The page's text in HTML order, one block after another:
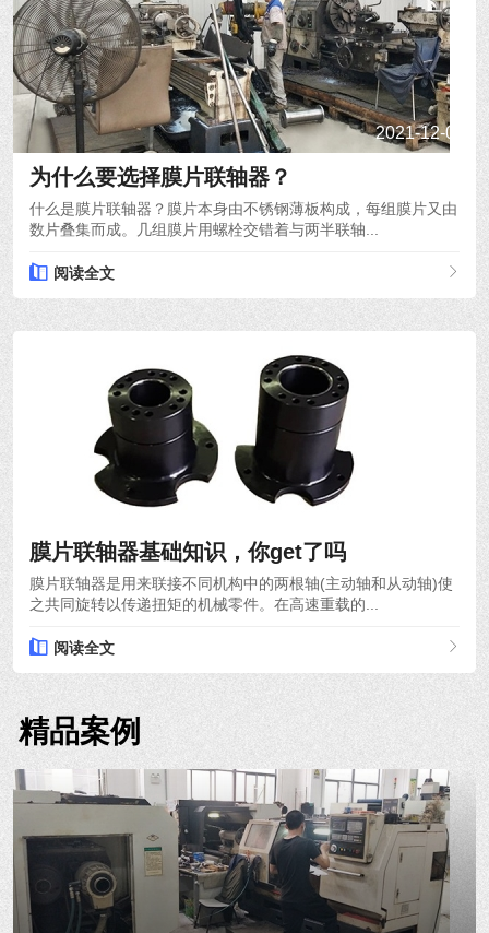
2021-12-03
为什么要选择膜片联轴器？
什么是膜片联轴器？膜片本身由不锈钢薄板构成，每组膜片又由
数片叠集而成。几组膜片用螺栓交错着与两半联轴...
阅读全文
膜片联轴器基础知识，你get了吗
膜片联轴器是用来联接不同机构中的两根轴(主动轴和从动轴)使
之共同旋转以传递扭矩的机械零件。在高速重载的...
阅读全文
精品案例